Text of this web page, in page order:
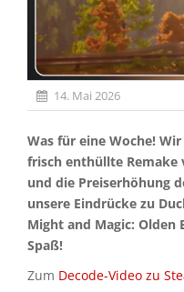
14. Mai 2026
Was für eine Woche!
frisch enthüllte Remake
und die Preiserhöhung
unsere Eindrücke zu
Might and Magic: Olden
Spaß!
Zum Decode-Video zu